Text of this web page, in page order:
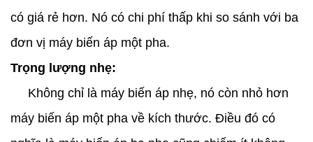
có giá rẻ hơn. Nó có chi phí thấp khi so sánh với ba
đơn vị máy biến áp một pha.
Trọng lượng nhẹ:
Không chỉ là máy biến áp nhẹ, nó còn nhỏ hơn
máy biến áp một pha về kích thước. Điều đó có